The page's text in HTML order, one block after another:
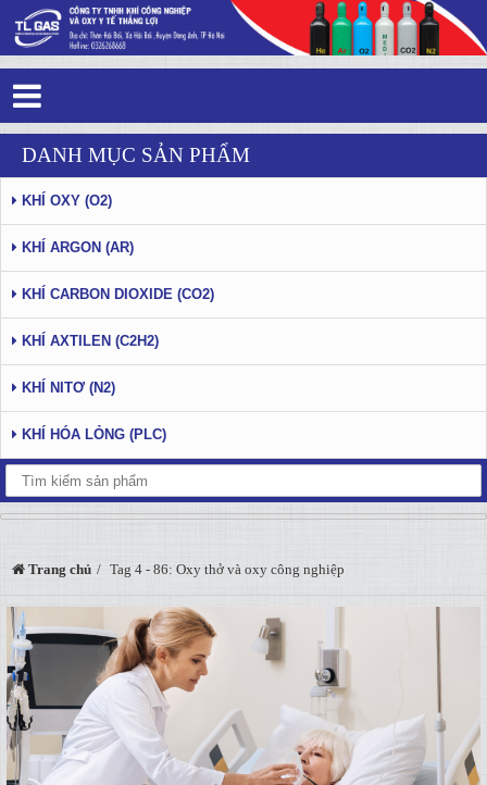
Tag 4 - 86: Oxy thở và oxy công nghiệp
DANH MỤC SẢN PHẨM
KHÍ OXY (O2)
KHÍ ARGON (AR)
KHÍ CARBON DIOXIDE (CO2)
KHÍ AXTILEN (C2H2)
KHÍ NITƠ (N2)
KHÍ HÓA LỎNG (PLC)
Trang chủ Tag 4 - 86: Oxy thở và oxy công nghiệp